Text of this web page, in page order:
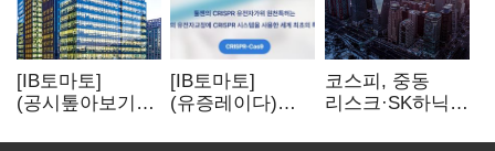
[IB토마토]
(공시톺아보기)
[IB토마토]
(유증레이다)
코스피, 중동
리스크·SK하닉